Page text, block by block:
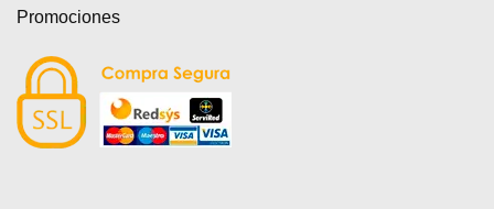
Promociones